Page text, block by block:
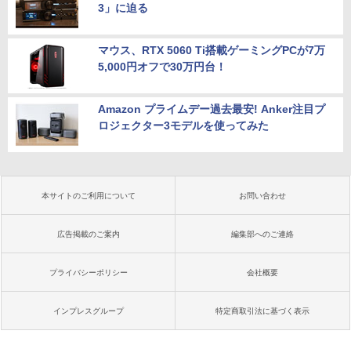
3」に迫る
マウス、RTX 5060 Ti搭載ゲーミングPCが7万
5,000円オフで30万円台！
Amazon プライムデー過去最安! Anker注目プ
ロジェクター3モデルを使ってみた
本サイトのご利用について お問い合わせ
広告掲載のご案内 編集部へのご連絡
プライバシーポリシー 会社概要
インプレスグループ 特定商取引法に基づく表示